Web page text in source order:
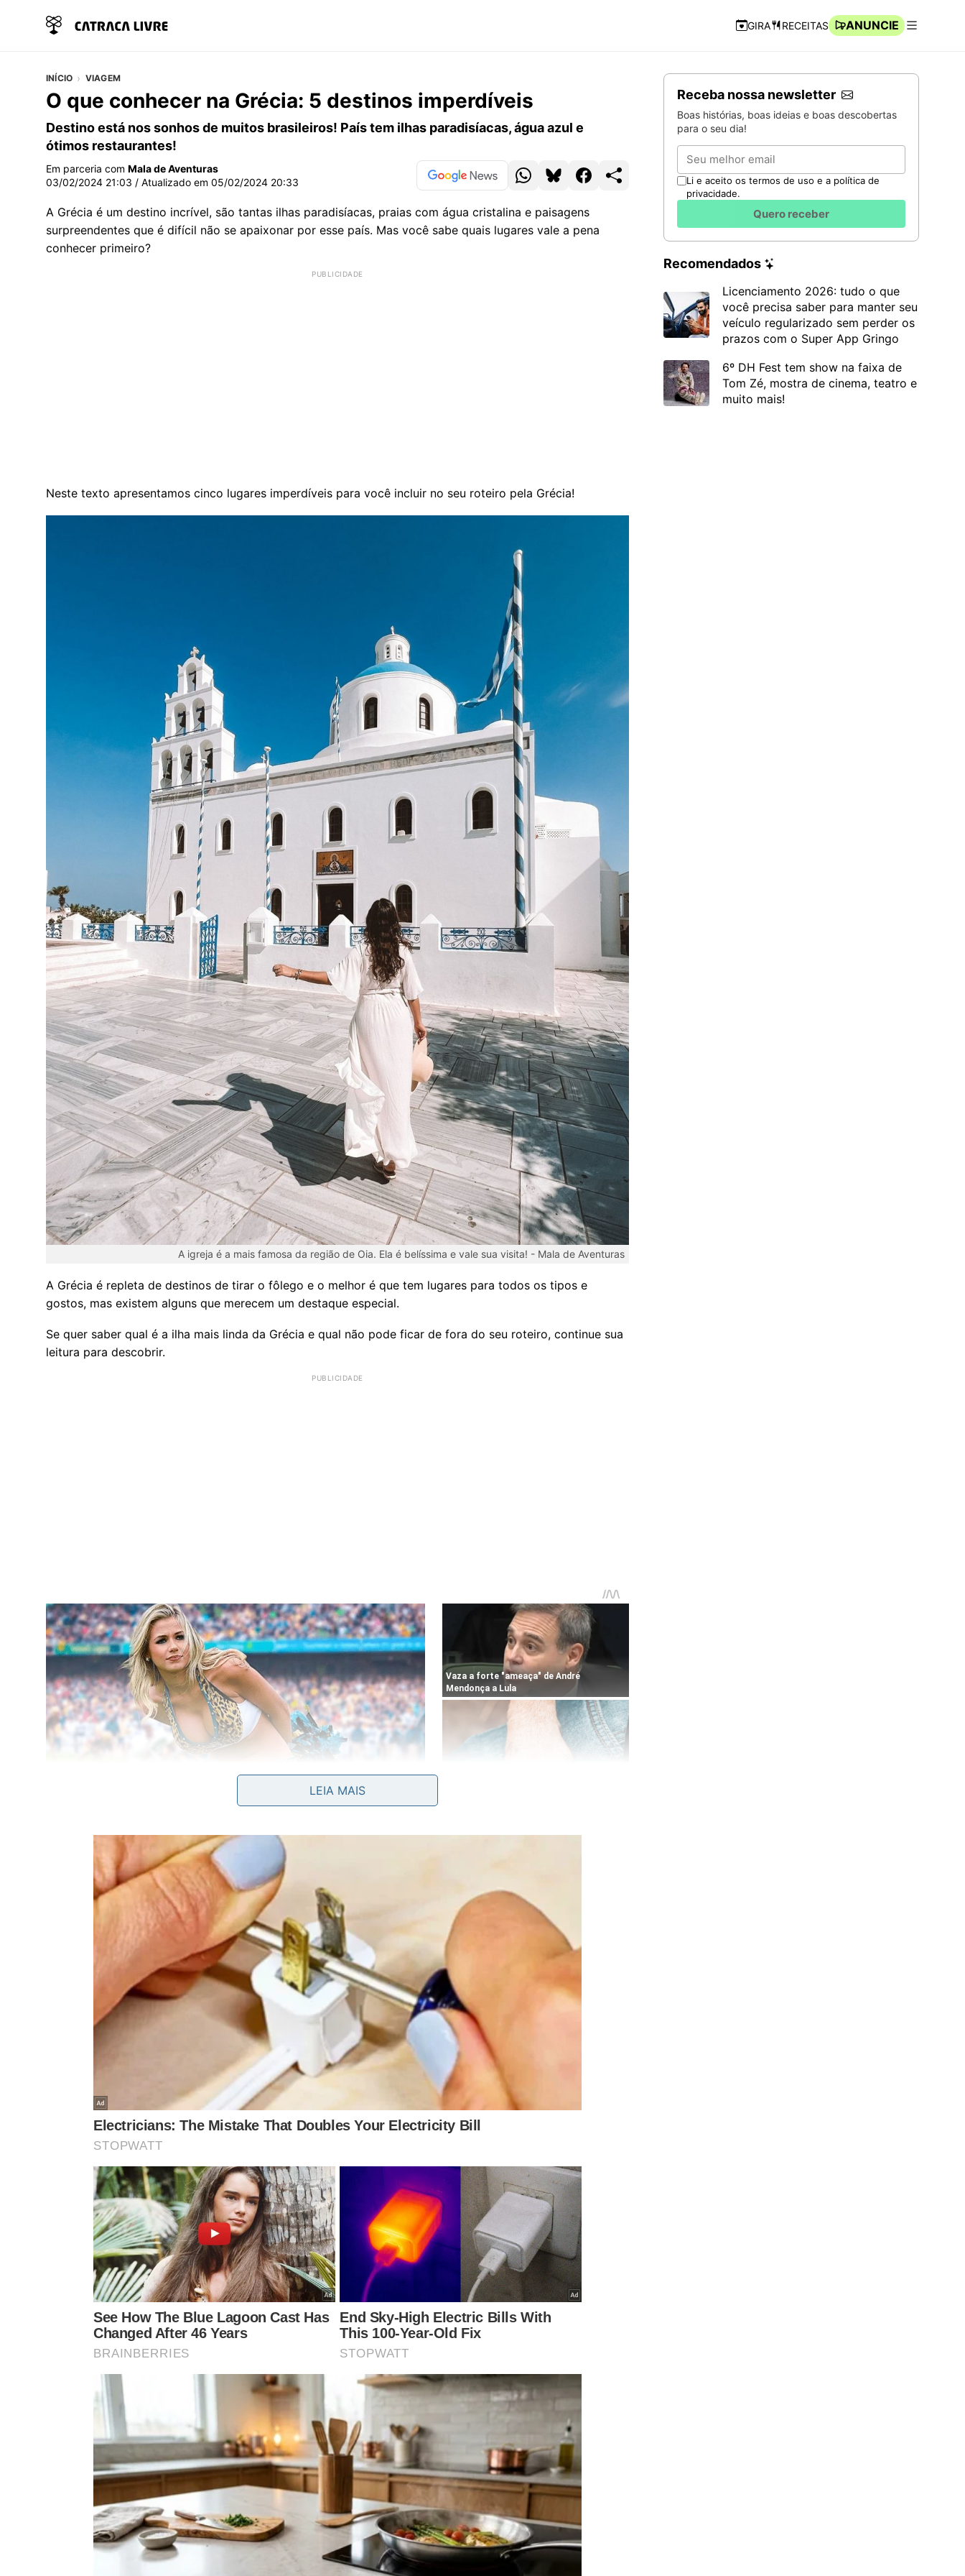
Navegação Rápida
GIRA RECEITAS
ANUNCIE
INÍCIO VIAGEM
O que conhecer na Grécia: 5 destinos imperdíveis
Destino está nos sonhos de muitos brasileiros! País tem ilhas paradisíacas, água azul e
ótimos restaurantes!
Em parceria com Mala de Aventuras
03/02/2024 21:03 / Atualizado em 05/02/2024 20:33
A Grécia é um destino incrível, são tantas ilhas paradisíacas, praias com água cristalina e paisagens
surpreendentes que é difícil não se apaixonar por esse país. Mas você sabe quais lugares vale a pena
conhecer primeiro?
Neste texto apresentamos cinco lugares imperdíveis para você incluir no seu roteiro pela Grécia!
A igreja é a mais famosa da região de Oia. Ela é belíssima e vale sua visita! - Mala de Aventuras
A Grécia é repleta de destinos de tirar o fôlego e o melhor é que tem lugares para todos os tipos e
gostos, mas existem alguns que merecem um destaque especial.
Se quer saber qual é a ilha mais linda da Grécia e qual não pode ficar de fora do seu roteiro, continue sua
leitura para descobrir.
Localizada nas águas quentes do Mar Egeu, Santorini é uma das mais belas ilhas arquipélago das Ilhas
Cíclades. Apesar de possuir praias muito bonitas, a ilha se destaca principalmente pelas casinhas brancas
nas encostas da montanha.
Com pôr do Sol de tirar o fôlego e praias de beleza incomparável, Santorini se destaca como um destino
cativante que conquista corações sem esforço.
Não faltamopções de passeios para fazer em Santorini,
entre eles estão: tirar fotos com as casinhas
brancas e seus domos azuis ao fundo, experimentar uma deliciosa salada grega fresca, visitar a Igreja de
Panagia de Platsani,onde ficar em Santoriniem hotel com piscina de borda infinita e visitar as ruínas do
Castelo de Oia, entre muitos outros…
LEIA MAIS
Receba nossa newsletter
Boas histórias, boas ideias e boas descobertas
para o seu dia!
Email
Li e aceito os termos de uso e a política de
privacidade.
Quero receber
Recomendados
Licenciamento 2026: tudo o que
você precisa saber para manter seu
veículo regularizado sem perder os
prazos com o Super App Gringo
6º DH Fest tem show na faixa de
Tom Zé, mostra de cinema, teatro e
muito mais!